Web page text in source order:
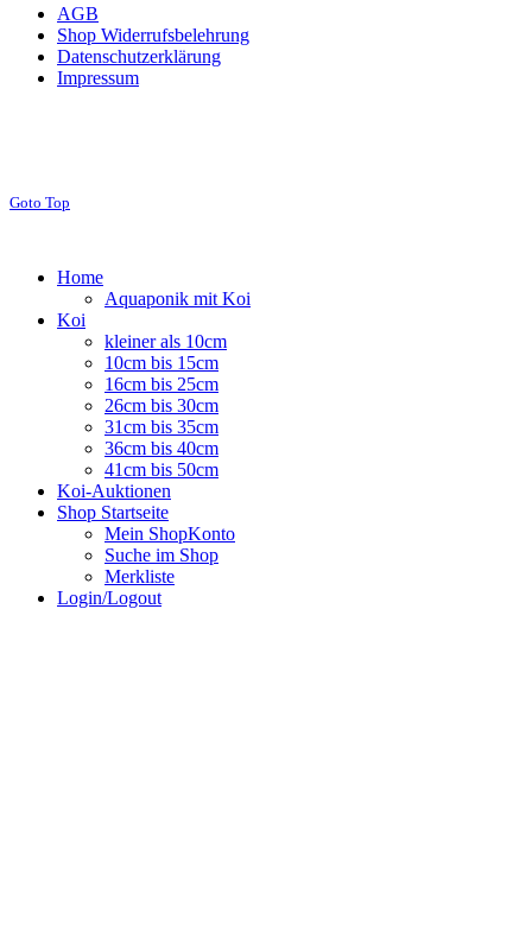
AGB
Shop Widerrufsbelehrung
Datenschutzerklärung
Impressum
Goto Top
Home
Aquaponik mit Koi
Koi
kleiner als 10cm
10cm bis 15cm
16cm bis 25cm
26cm bis 30cm
31cm bis 35cm
36cm bis 40cm
41cm bis 50cm
Koi-Auktionen
Shop Startseite
Mein ShopKonto
Suche im Shop
Merkliste
Login/Logout